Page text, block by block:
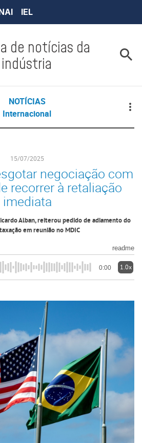
IEL
de notícias da
indústria
NOTÍCIAS
Internacional
15/07/2025
negociação com
recorrer à retaliação
imediata
Alban, reiterou pedido de adiamento do
em reunião no MDIC
readme
0:00 1.0x